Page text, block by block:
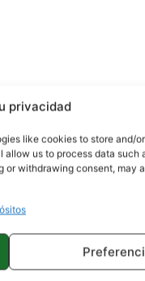
privacidad
like cookies to store and/
us to process data such
or withdrawing consent, may
precios